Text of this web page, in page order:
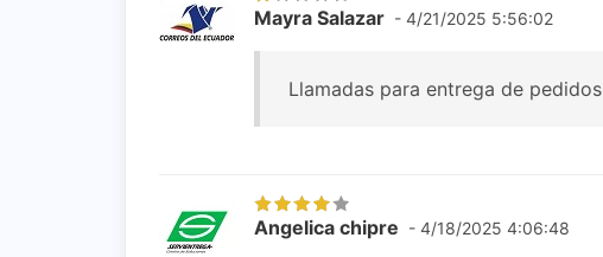
Mayra Salazar - 4/21/2025 5:56:02
Llamadas para entrega de pedidos
Angelica chipre - 4/18/2025 4:06:48